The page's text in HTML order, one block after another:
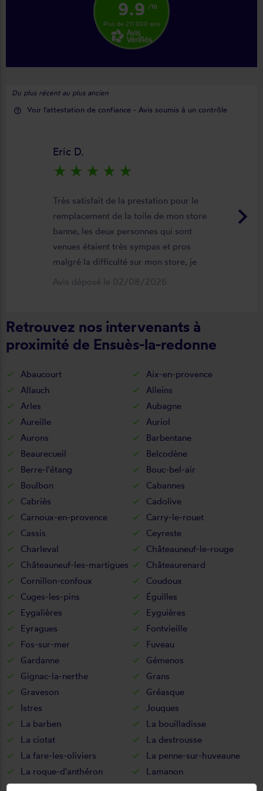
9.9 /10
Plus de 211 000 avis
Du plus récent au plus ancien
help_outline Voir l'attestation de confiance - Avis soumis à un contrôle
keyboard_arrow_right
Eric D.
star_rate star_rate star_rate star_rate star_rate
Très satisfait de la prestation pour le
remplacement de la toile de mon store
banne, les deux personnes qui sont
venues étaient très sympas et pros
malgré la difficulté sur mon store, je
suis satisfait du résultat et du
de la pose je recommande ????
Avis déposé le 02/08/2026
Retrouvez nos intervenants à
proximité de Ensuès-la-redonne
Abaucourt
Aix-en-provence
Allauch
Alleins
Arles
Aubagne
Aureille
Auriol
Aurons
Barbentane
Beaurecueil
Belcodène
Berre-l'étang
Bouc-bel-air
Boulbon
Cabannes
Cabriès
Cadolive
Carnoux-en-provence
Carry-le-rouet
Cassis
Ceyreste
Charleval
Châteauneuf-le-rouge
Châteauneuf-les-martigues
Châteaurenard
Cornillon-confoux
Coudoux
Cuges-les-pins
Éguilles
Eygalières
Eyguières
Eyragues
Fontvieille
Fos-sur-mer
Fuveau
Gardanne
Gémenos
Gignac-la-nerthe
Grans
Graveson
Gréasque
Istres
Jouques
La barben
La bouilladisse
La ciotat
La destrousse
La fare-les-oliviers
La penne-sur-huveaune
La roque-d'anthéron
Lamanon
Lambesc
Lançon-provence